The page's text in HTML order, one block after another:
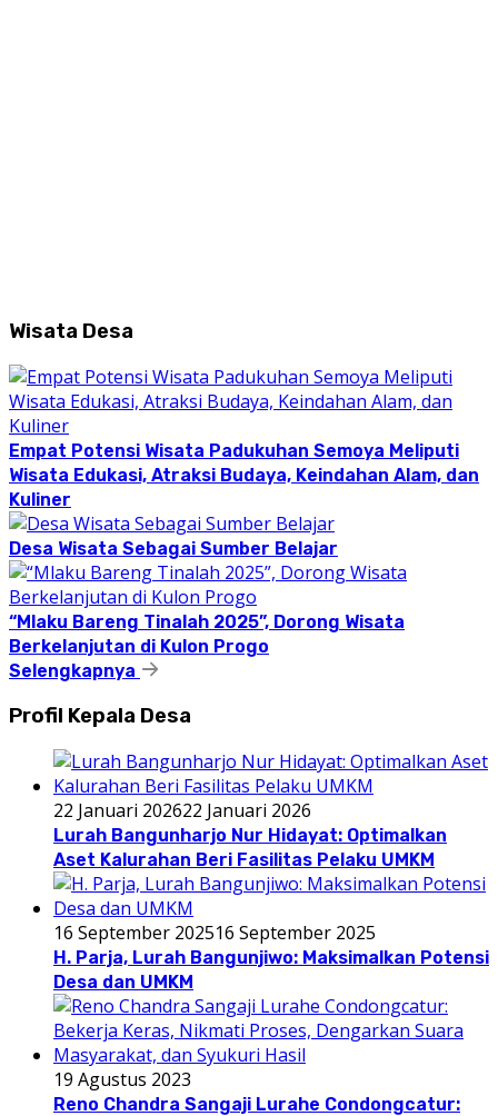
Wisata Desa
Empat Potensi Wisata Padukuhan Semoya Meliputi
Wisata Edukasi, Atraksi Budaya, Keindahan Alam, dan
Kuliner
Desa Wisata Sebagai Sumber Belajar
“Mlaku Bareng Tinalah 2025”, Dorong Wisata
Berkelanjutan di Kulon Progo
Selengkapnya
Profil Kepala Desa
22 Januari 202622 Januari 2026
Lurah Bangunharjo Nur Hidayat: Optimalkan
Aset Kalurahan Beri Fasilitas Pelaku UMKM
16 September 202516 September 2025
H. Parja, Lurah Bangunjiwo: Maksimalkan Potensi
Desa dan UMKM
19 Agustus 2023
Reno Chandra Sangaji Lurahe Condongcatur: